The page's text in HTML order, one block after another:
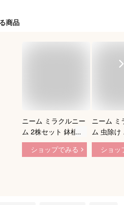
商品
ニーム ミラクルニー
ム 2株セット 鉢植え
虫除け ニームの木
ミラクルハーブ 蚊除
ショップでみる
ニーム ミ
ム 虫除け
木 鉢植え
ハーブ
ショッ